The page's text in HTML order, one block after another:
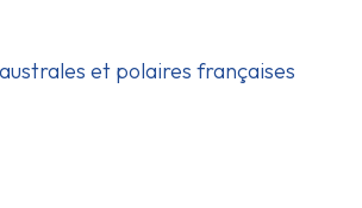
et polaires françaises